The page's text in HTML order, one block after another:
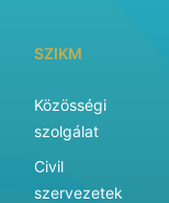
SZIKM
Közösségi
szolgálat
Civil
szervezetek